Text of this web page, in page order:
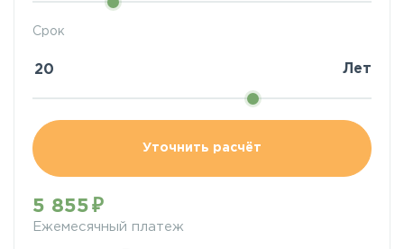
Срок
Лет
Уточнить расчёт
5 855
Ежемесячный платеж